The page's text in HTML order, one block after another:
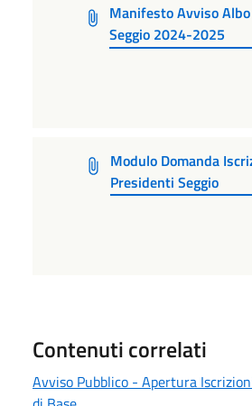
Manifesto Avviso
Seggio 2024-2025
Modulo Domanda
Presidenti Seggio
Contenuti correlati
Avviso Pubblico - Apertura